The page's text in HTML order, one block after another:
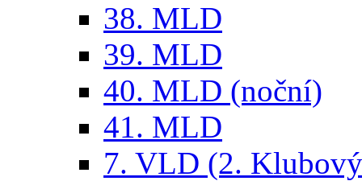
38. MLD
39. MLD
40. MLD (noční)
41. MLD
7. VLD (2.